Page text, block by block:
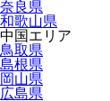
奈良県
和歌山県
中国エリア
鳥取県
島根県
岡山県
広島県